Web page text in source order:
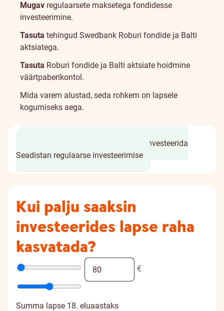
Mugav regulaarsete maksetega fondidesse
investeerimine.
Tasuta tehingud Swedbank Roburi fondide ja Balti
aktsiatega.
Tasuta Roburi fondide ja Balti aktsiate hoidmine
väärtpaberikontol.
Mida varem alustad, seda rohkem on lapsele
kogumiseks aega.
Valin, kuhu investeerida
Seadistan regulaarse investeerimise
Kui palju saaksin
investeerides lapse raha
kasvatada?
€
Summa lapse 18. eluaastaks